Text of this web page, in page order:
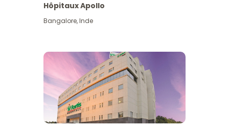
Hôpitaux Apollo
Bangalore,Inde